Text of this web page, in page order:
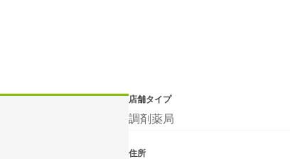
店舗タイプ
調剤薬局
住所